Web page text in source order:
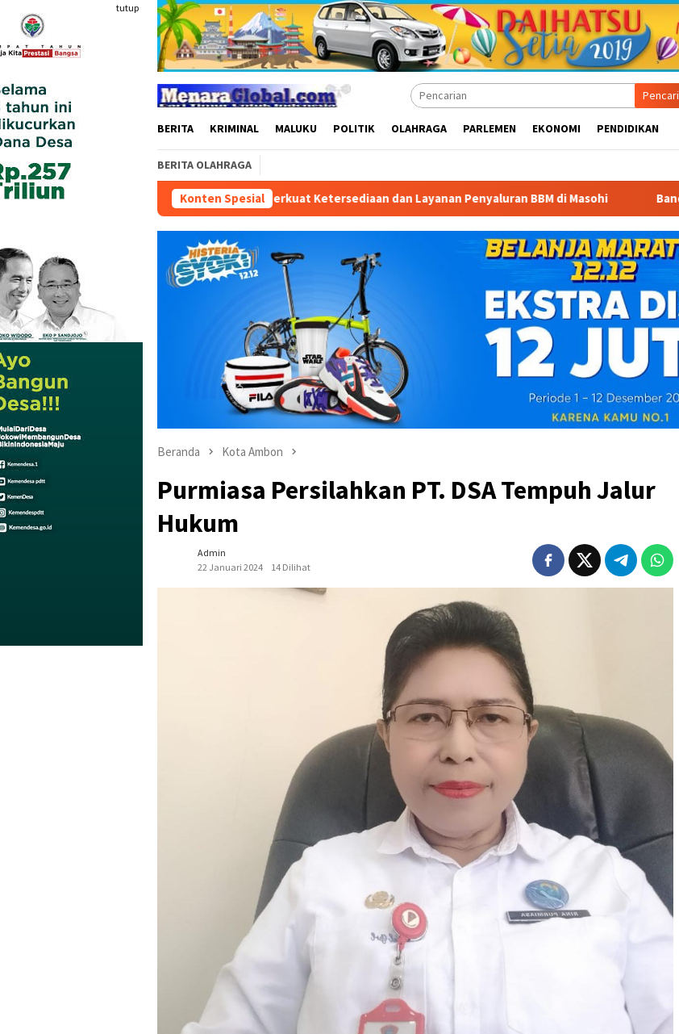
konten
tutup
BERITA KRIMINAL MALUKU POLITIK OLAHRAGA PARLEMEN EKONOMI PENDIDIKAN
BERITA OLAHRAGA
Konten Spesial
Pertamina Patra Niaga Perkuat Ketersediaan dan Layanan Penyaluran BBM di Masohi Bandara Pattimura
Beranda Kota Ambon
Purmiasa Persilahkan PT. DSA Tempuh Jalur
Hukum
Admin
22 Januari 2024
14 Dilihat